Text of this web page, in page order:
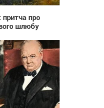
притча про
шлюбу
195